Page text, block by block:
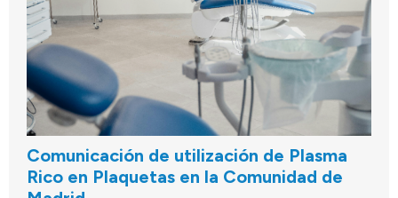
Comunicación de utilización de Plasma
Rico en Plaquetas en la Comunidad de